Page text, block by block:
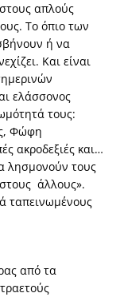
απλούς
Το όπιο των
ή να
Και είναι
ελάσσονος
τους:
Φώφη
ακροδεξιές και…
λησμονούν τους
άλλους».
ταπεινωμένους
από τα